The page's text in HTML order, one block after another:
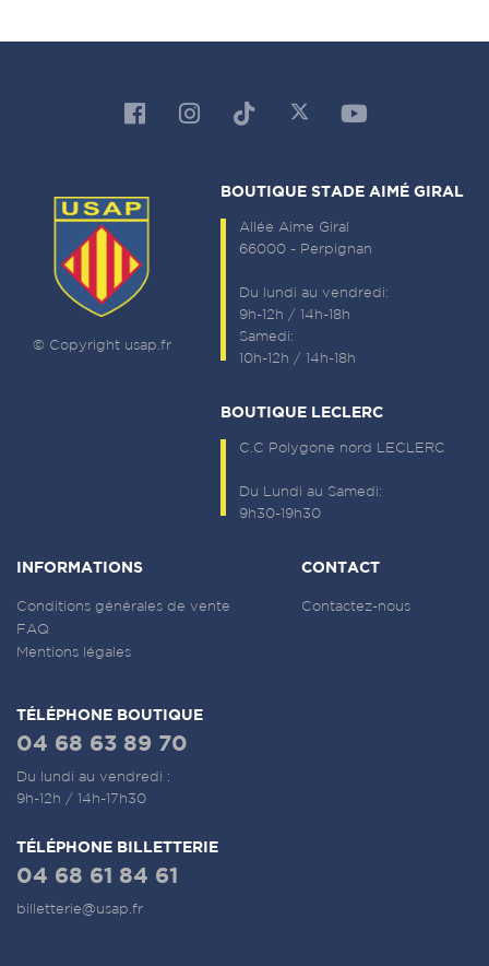
© Copyright usap.fr
BOUTIQUE STADE AIMÉ GIRAL
Allée Aime Giral
66000 - Perpignan
Du lundi au vendredi:
9h-12h / 14h-18h
Samedi:
10h-12h / 14h-18h
BOUTIQUE LECLERC
C.C Polygone nord LECLERC
Du Lundi au Samedi:
9h30-19h30
INFORMATIONS
Conditions générales de vente
FAQ
Mentions légales
TÉLÉPHONE BOUTIQUE
04 68 63 89 70
Du lundi au vendredi :
9h-12h / 14h-17h30
TÉLÉPHONE BILLETTERIE
04 68 61 84 61
billetterie@usap.fr
CONTACT
Contactez-nous